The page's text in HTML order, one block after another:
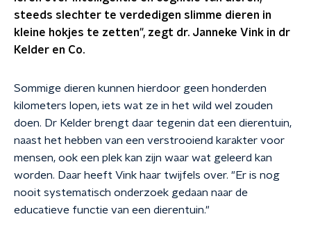
steeds slechter te verdedigen slimme dieren in
kleine hokjes te zetten", zegt dr. Janneke Vink in dr
Kelder en Co.
Sommige dieren kunnen hierdoor geen honderden
kilometers lopen, iets wat ze in het wild wel zouden
doen. Dr Kelder brengt daar tegenin dat een dierentuin,
naast het hebben van een verstrooiend karakter voor
mensen, ook een plek kan zijn waar wat geleerd kan
worden. Daar heeft Vink haar twijfels over. "Er is nog
nooit systematisch onderzoek gedaan naar de
educatieve functie van een dierentuin."